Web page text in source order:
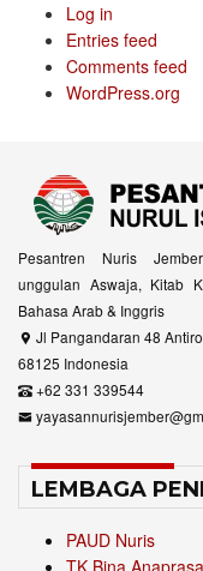
Log in
Entries feed
Comments feed
WordPress.org
Pesantren Nuris
unggulan Aswaja, Kitab
Bahasa Arab & Inggris
Jl Pangandaran 48
68125 Indonesia
+62 331 339544
LEMBAGA
PAUD Nuris